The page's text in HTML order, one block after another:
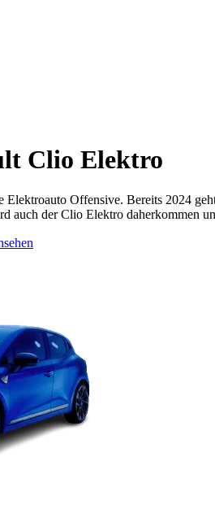
Clio Elektro
Elektroauto Offensive. Bereits 2024
auch der Clio Elektro daherkommen